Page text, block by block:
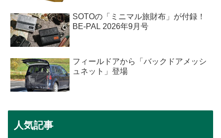
SOTOの「ミニマル旅財布」が付録！
BE-PAL 2026年9月号
フィールドアから「バックドアメッシ
ュネット」登場
人気記事